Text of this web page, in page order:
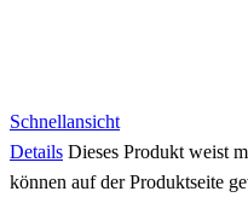
Schnellansicht
Details Dieses Produkt weist
können auf der Produktseite